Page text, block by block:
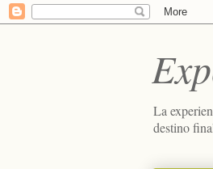
La
destino